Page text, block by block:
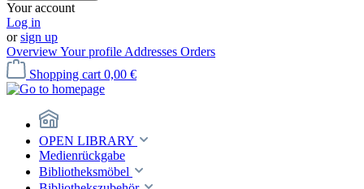
Your account
Log in
orsign up
OverviewYour profile Addresses Orders
Shopping cart 0,00 €
OPEN LIBRARY
Medienrückgabe
Bibliotheksmöbel